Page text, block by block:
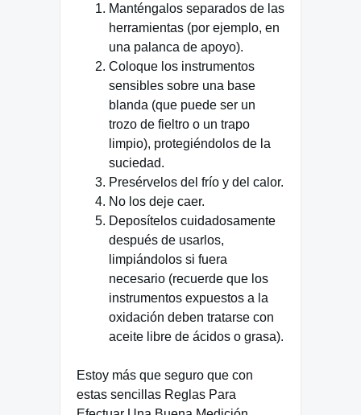
Manténgalos separados de las
herramientas (por ejemplo, en
una palanca de apoyo).
Coloque los instrumentos
sensibles sobre una base
blanda (que puede ser un
trozo de fieltro o un trapo
limpio), protegiéndolos de la
suciedad.
Presérvelos del frío y del calor.
No los deje caer.
Deposítelos cuidadosamente
después de usarlos,
limpiándolos si fuera
necesario (recuerde que los
instrumentos expuestos a la
oxidación deben tratarse con
aceite libre de ácidos o grasa).
Estoy más que seguro que con
estas sencillas Reglas Para